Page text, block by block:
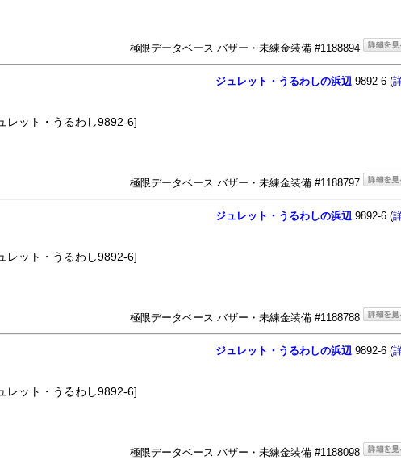
極限データベース バザー・未練金装備 #1188894
ジュレット・うるわしの浜辺 9892-6 (
レット・うるわし9892-6]
極限データベース バザー・未練金装備 #1188797
ジュレット・うるわしの浜辺 9892-6 (
レット・うるわし9892-6]
極限データベース バザー・未練金装備 #1188788
ジュレット・うるわしの浜辺 9892-6 (
レット・うるわし9892-6]
極限データベース バザー・未練金装備 #1188098